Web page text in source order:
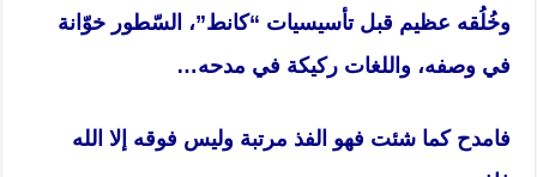
وخُلُقه عظيم قبل تأسيسيات “كانط”، السّطور خوّانة
في وصفه، واللغات ركيكة في مدحه…
فامدح كما شئت فهو الفذ مرتبة وليس فوقه إلا الله